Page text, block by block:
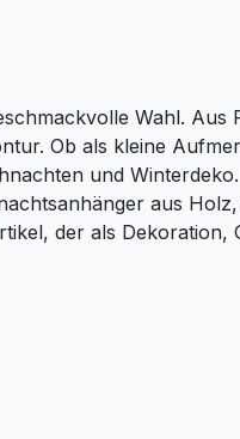
Wahl. Aus
Ob als kleine
und
aus
der als Dekoration,